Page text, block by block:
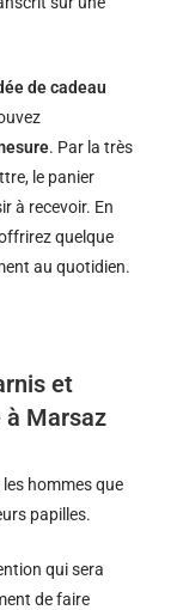
de cadeau
. Par la très
le panier
à recevoir. En
quelque
au quotidien.
et
Marsaz
hommes que
papilles.
qui sera
de faire